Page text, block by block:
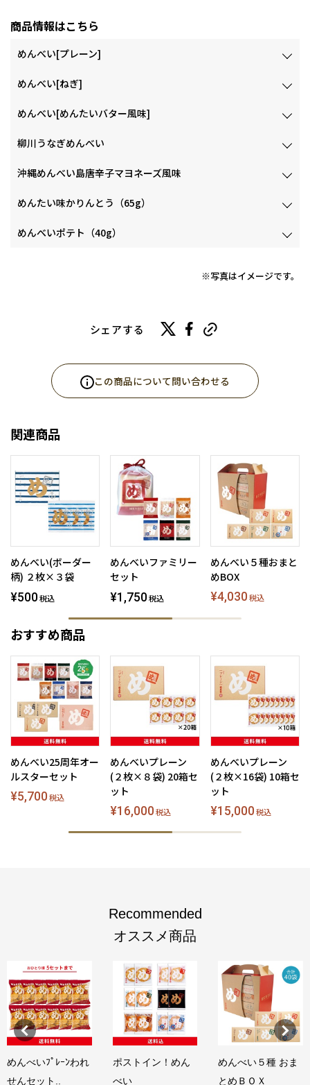
商品情報はこちら
めんべい[プレーン]
めんべい[ねぎ]
めんべい[めんたいバター風味]
柳川うなぎめんべい
沖縄めんべい島唐辛子マヨネーズ風味
めんたい味かりんとう（65g）
めんべいポテト（40g）
※写真はイメージです。
シェアする
この商品について問い合わせる
関連商品
めんべい(ボーダー
柄) ２枚×３袋
¥500 税込
めんべいファミリー
セット
¥1,750 税込
めんべい５種おまと
めBOX
¥4,030 税込
おすすめ商品
めんべい25周年オー
ルスターセット
¥5,700 税込
めんべいプレーン
(２枚×８袋) 20箱セ
ット
¥16,000 税込
めんべいプレーン
(２枚×16袋) 10箱セ
ット
¥15,000 税込
Recommended
オススメ商品
めんべいﾌﾟﾚｰﾝわれ
せんセット..
ポストイン！めん
べい
めんべい５種 おま
とめＢＯＸ